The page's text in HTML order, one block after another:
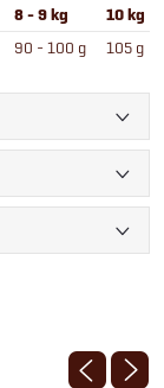
8 - 9 kg 10 kg
90 - 100 g 105 g